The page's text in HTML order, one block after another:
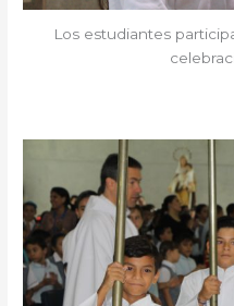
Los estudiantes